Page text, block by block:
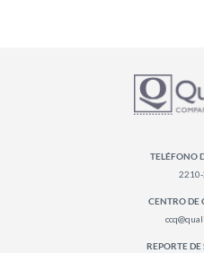
TELÉFONO
CENTRO DE
REPORTE DE